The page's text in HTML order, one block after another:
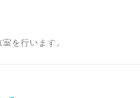
を行います。